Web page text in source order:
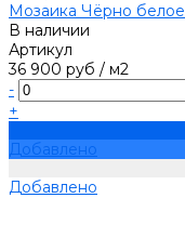
Мозаика Чёрно
В наличии
Артикул
36 900 руб / м2
-
+
Добавлено
Добавлено